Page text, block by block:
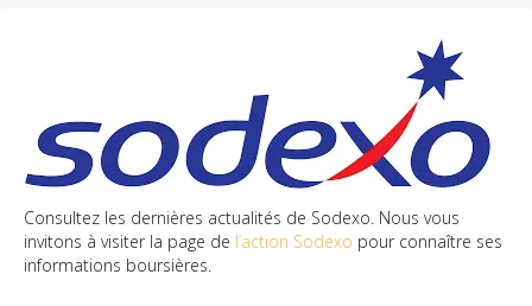
Consultez les dernières actualités de Sodexo. Nous vous
invitons à visiter la page de l’action Sodexo pour connaître ses
informations boursières.